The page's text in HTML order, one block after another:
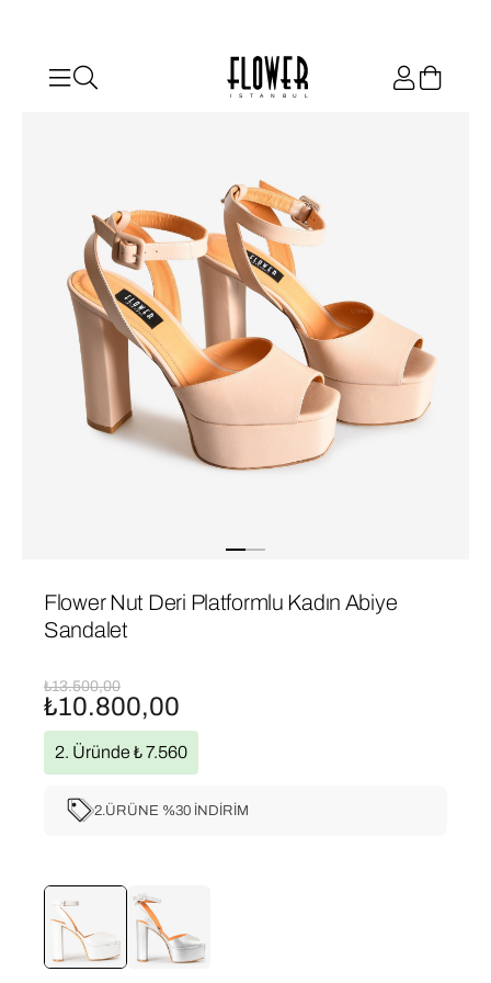
ISTANBUL
Flower Nut Deri Platformlu Kadın Abiye
Sandalet
₺13.500,00
₺10.800,00
2.ÜRÜNE %30 İNDİRİM
2. Üründe ₺ 7.560